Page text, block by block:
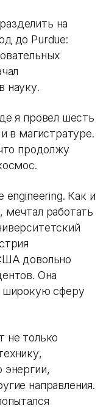
на
до Purdue:
науку.
я провел шесть
в магистратуре.
продолжу
engineering. Как и
мечтал работать
довольно
Она
широкую сферу
не только
энергии,
направления.